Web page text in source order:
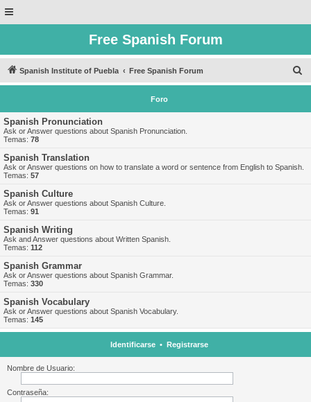
Free Spanish Forum
Spanish Institute of Puebla Free Spanish Forum
u
Foro
Spanish Pronunciation
Ask or Answer questions about Spanish Pronunciation.
Temas: 78
Spanish Translation
Ask or Answer questions on how to translate a word or sentence from English to Spanish.
Temas: 57
Spanish Culture
Ask or Answer questions about Spanish Culture.
Temas: 91
Spanish Writing
Ask and Answer questions about Written Spanish.
Temas: 112
Spanish Grammar
Ask or Answer questions about Spanish Grammar.
Temas: 330
Spanish Vocabulary
Ask or Answer questions about Spanish Vocabulary.
Temas: 145
Identificarse• Registrarse
Nombre de Usuario:
Contraseña: